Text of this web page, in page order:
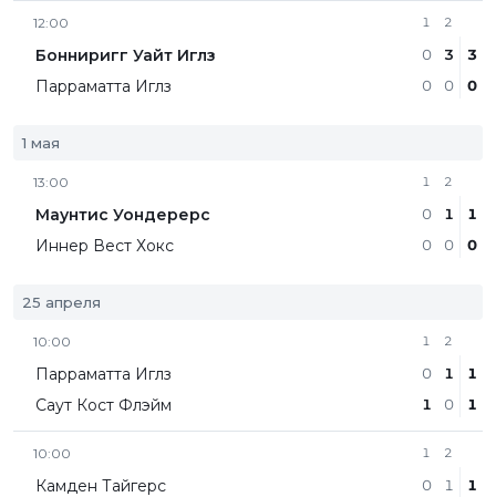
12:00
Бонниригг Уайт Иглз
Парраматта Иглз
1
0
0
2
3
0
3
0
1 мая
13:00
Маунтис Уондерерс
Иннер Вест Хокс
1
0
0
2
1
0
1
0
25 апреля
10:00
Парраматта Иглз
Саут Кост Флэйм
1
0
1
2
1
0
1
1
10:00
Камден Тайгерс
1
0
2
1
1